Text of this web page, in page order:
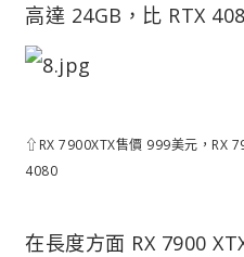
高達 24GB，比 RTX
⇧RX 7900XTX售價 999美元，RX
4080
在長度方面 RX 7900